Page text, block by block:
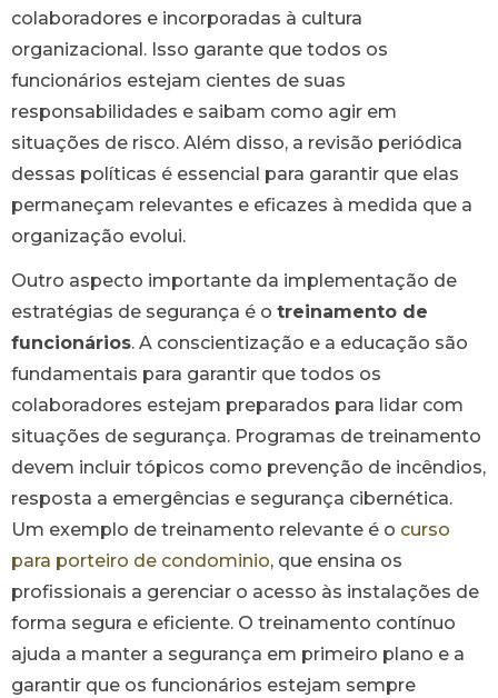
colaboradores e incorporadas à cultura
organizacional. Isso garante que todos os
funcionários estejam cientes de suas
responsabilidades e saibam como agir em
situações de risco. Além disso, a revisão periódica
dessas políticas é essencial para garantir que elas
permaneçam relevantes e eficazes à medida que a
organização evolui.
Outro aspecto importante da implementação de
estratégias de segurança é o treinamento de
funcionários. A conscientização e a educação são
fundamentais para garantir que todos os
colaboradores estejam preparados para lidar com
situações de segurança. Programas de treinamento
devem incluir tópicos como prevenção de incêndios,
resposta a emergências e segurança cibernética.
Um exemplo de treinamento relevante é o curso
para porteiro de condominio, que ensina os
profissionais a gerenciar o acesso às instalações de
forma segura e eficiente. O treinamento contínuo
ajuda a manter a segurança em primeiro plano e a
garantir que os funcionários estejam sempre